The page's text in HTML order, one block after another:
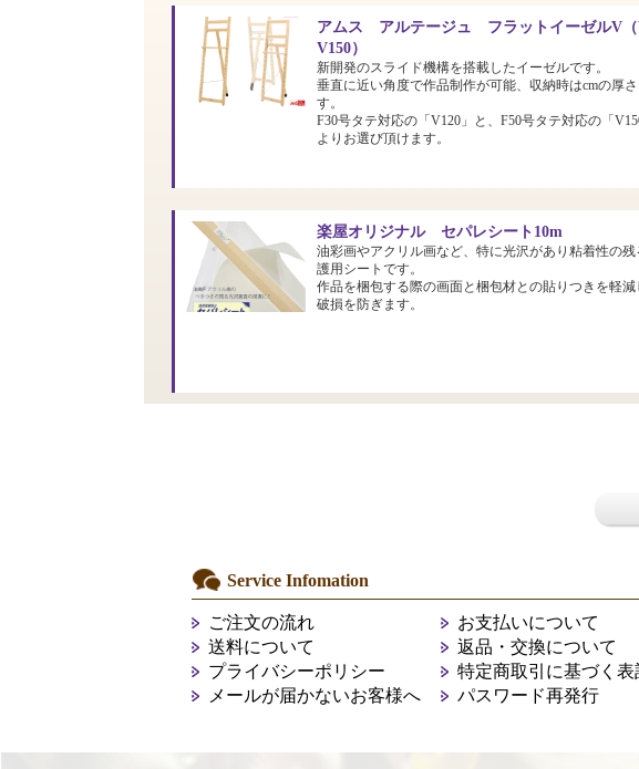
アムス アルテージュ フラットイーゼルV（
V150）
新開発のスライド機構を搭載したイーゼルです。
垂直に近い角度で作品制作が可能、収納時はcmの厚さ
す。
F30号タテ対応の「V120」と、F50号タテ対応の「
よりお選び頂けます。
楽屋オリジナル セパレシート10m
油彩画やアクリル画など、特に光沢があり粘着性の
護用シートです。
作品を梱包する際の画面と梱包材との貼りつきを軽
破損を防ぎます。
Service Infomation
ご注文の流れ
お支払いについて
送料について
返品・交換について
プライバシーポリシー
特定商取引に基づく表
メールが届かないお客様へ
パスワード再発行